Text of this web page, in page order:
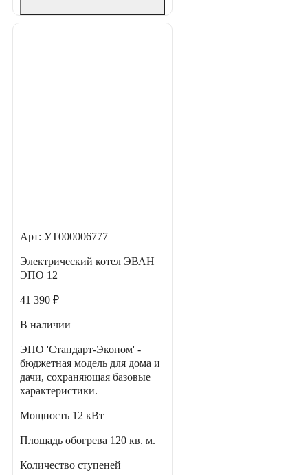
Арт: УТ000006777
Электрический котел ЭВАН
ЭПО 12
41 390 ₽
В наличии
ЭПО 'Стандарт-Эконом' -
бюджетная модель для дома и
дачи, сохраняющая базовые
характеристики.
Мощность 12 кВт
Площадь обогрева 120 кв. м.
Количество ступеней